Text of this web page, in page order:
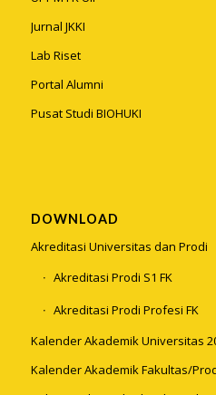
Jurnal JKKI
Lab Riset
Portal Alumni
Pusat Studi BIOHUKI
DOWNLOAD
Akreditasi Universitas dan Prodi
Akreditasi Prodi S1 FK
Akreditasi Prodi Profesi FK
Kalender Akademik Universitas
Kalender Akademik Fakultas/